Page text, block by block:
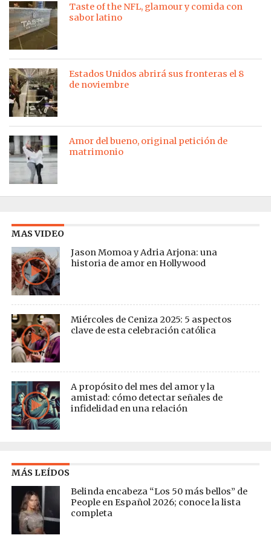
Taste of the NFL, glamour y comida con
sabor latino
Estados Unidos abrirá sus fronteras el 8
de noviembre
Amor del bueno, original petición de
matrimonio
MAS VIDEO
Jason Momoa y Adria Arjona: una
historia de amor en Hollywood
Miércoles de Ceniza 2025: 5 aspectos
clave de esta celebración católica
A propósito del mes del amor y la
amistad: cómo detectar señales de
infidelidad en una relación
MÁS LEÍDOS
Belinda encabeza “Los 50 más bellos” de
People en Español 2026; conoce la lista
completa